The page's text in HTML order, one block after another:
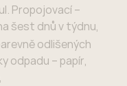
Propojovací –
šest dnů v týdnu,
odlišených
odpadu – papír,